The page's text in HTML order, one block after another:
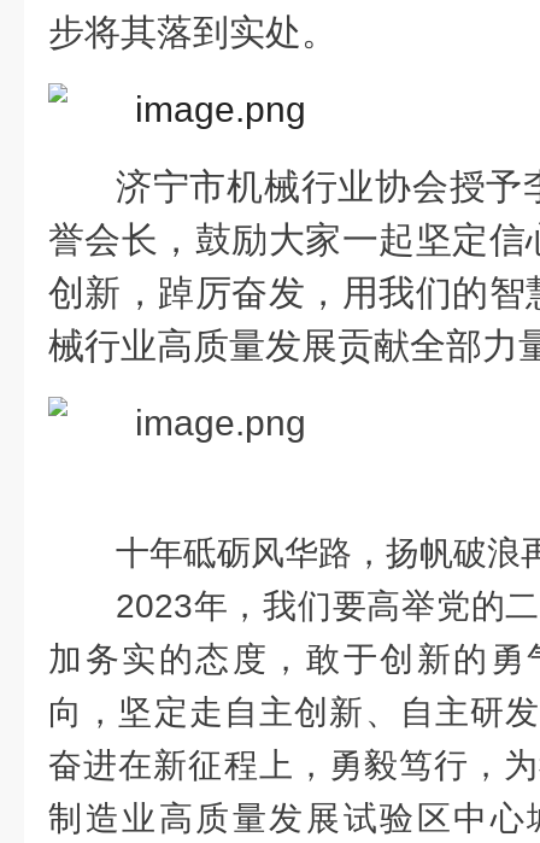
步将其落到实处。
济宁市机械行业协会授予
誉会长，鼓励大家一起坚定
创新，踔厉奋发，用我们的
械行业高质量发展贡献全部力
十年砥砺风华路，扬帆破浪
2023年，我们要高举党的
加务实的态度，敢于创新的
向，坚定走自主创新、自主研
奋进在新征程上，勇毅笃行，
制造业高质量发展试验区中心